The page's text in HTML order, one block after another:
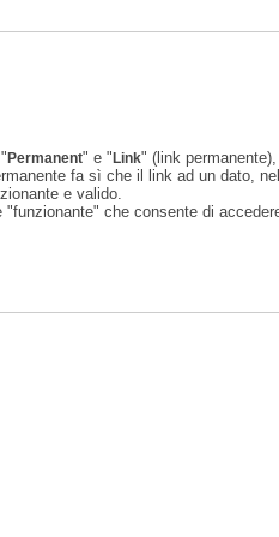
Permanent" e "Link" (link
fa sì che il link ad un dato,
e valido.
che consente di